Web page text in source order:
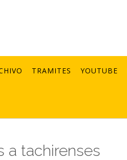
TRAMITES YOUTUBE
a tachirenses